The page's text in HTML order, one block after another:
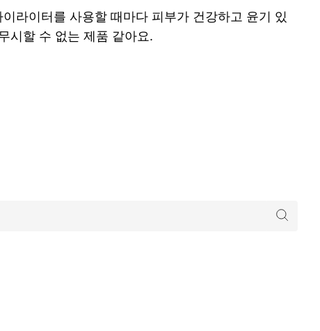
라이터를 사용할 때마다 피부가 건강하고 윤기 있
시할 수 없는 제품 같아요.